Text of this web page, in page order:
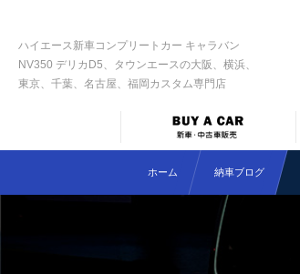
ハイエース新車コンプリートカー キャラバン
NV350 デリカD5、タウンエースの大阪、横浜、
東京、千葉、名古屋、福岡カスタム専門店
ホーム 納車ブログ